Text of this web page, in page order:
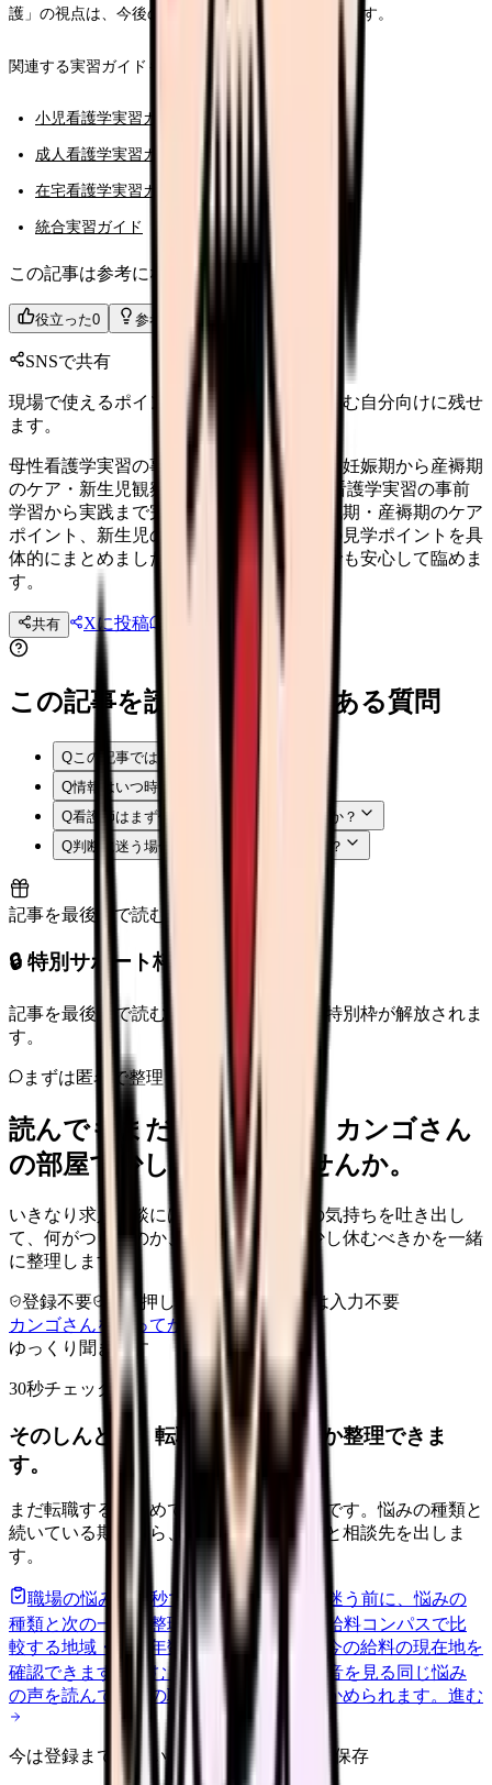
護」の視点は、今後のキャリアでも必ず活かされます。
関連する実習ガイドもぜひご覧ください。
小児看護学実習ガイド
成人看護学実習ガイド
在宅看護学実習ガイド
統合実習ガイド
この記事は参考になりましたか？
役立った0 参考になった
SNSで共有
現場で使えるポイントを、同僚やあとで読む自分向けに残せ
ます。
母性看護学実習の事前学習と実践ガイド｜妊娠期から産褥期
のケア・新生児観察・母乳指導まで 母性看護学実習の事前
学習から実践まで完全解説。妊娠期・分娩期・産褥期のケア
ポイント、新生児の観察項目、母乳指導の見学ポイントを具
体的にまとめました。初めての母性実習でも安心して臨めま
す。
共有 Xに投稿
この記事を読む前後によくある質問
Q この記事では何を確認できますか？
Q情報はいつ時点のものですか？
Q看護師はまず何から確認すればよいですか？
Q判断に迷う場合はどうすればよいですか？
記事を最後まで読むと解放
🔒 特別サポート枠（未開放）
記事を最後まで読むと、転職サポートの特別枠が解放されま
す。
まずは匿名で整理
読んでもまだ苦しいなら、カンゴさん
の部屋で少し話してみませんか。
いきなり求人相談には進みません。今の気持ちを吐き出し
て、何がつらいのか、辞めるべきか、少し休むべきかを一緒
に整理します。
登録不要 求人押し売りなし
病院名は入力不要
カンゴさんを知ってから相談する
ゆっくり聞きます
30秒チェック
そのしんどさ、転職すべきサインか整理できま
す。
まだ転職すると決めていなくても大丈夫です。悩みの種類と
続いている期間から、次に見るべき記事と相談先を出しま
す。
職場の悩みを30秒で診断
辞めるべきか迷う前に、悩みの
種類と次の一歩を整理します。 進む
給料コンパスで比
較する地域・経験年数・施設形態から、今の給料の現在地を
確認できます。
進む 匿名掲示板で本音を見る 同じ悩み
の声を読んで、今の職場だけの問題か確かめられます。 進む
今は登録までしない人向け: 希望条件だけ保存